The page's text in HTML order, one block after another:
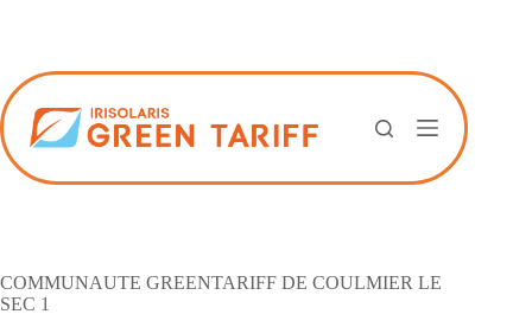
COMMUNAUTE GREENTARIFF DE COULMIER LE
SEC 1